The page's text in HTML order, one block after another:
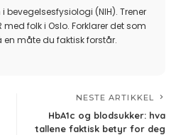
(NIH). Trener
med folk i Oslo. Forklarer det som
en måte du faktisk forstår.
NESTE ARTIKKEL
HbA1c og blodsukker: hva
tallene faktisk betyr for deg